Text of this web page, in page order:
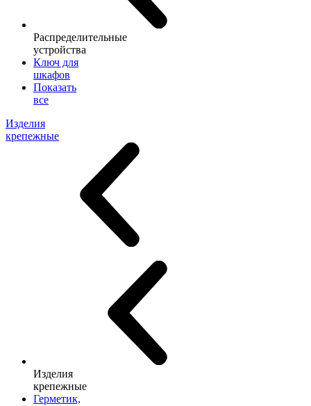
Распределительные
устройства
Ключ для
шкафов
Показать
все
Изделия
крепежные
Изделия
крепежные
Герметик,